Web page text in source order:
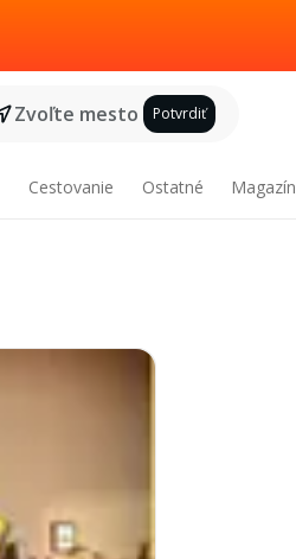
Zvoľte mesto Potvrdiť
Cestovanie Ostatné Magazín